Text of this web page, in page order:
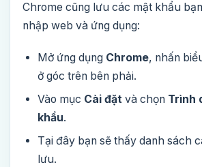
Chrome cũng lưu các mật khẩu
nhập web và ứng dụng:
Mở ứng dụng Chrome, nhấn
ở góc trên bên phải.
Vào mục Cài đặt và chọn Trình
khẩu.
Tại đây bạn sẽ thấy danh sách
lưu.